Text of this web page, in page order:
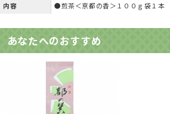
内容 ●煎茶＜京都の香＞１００ｇ袋１本
あなたへのおすすめ